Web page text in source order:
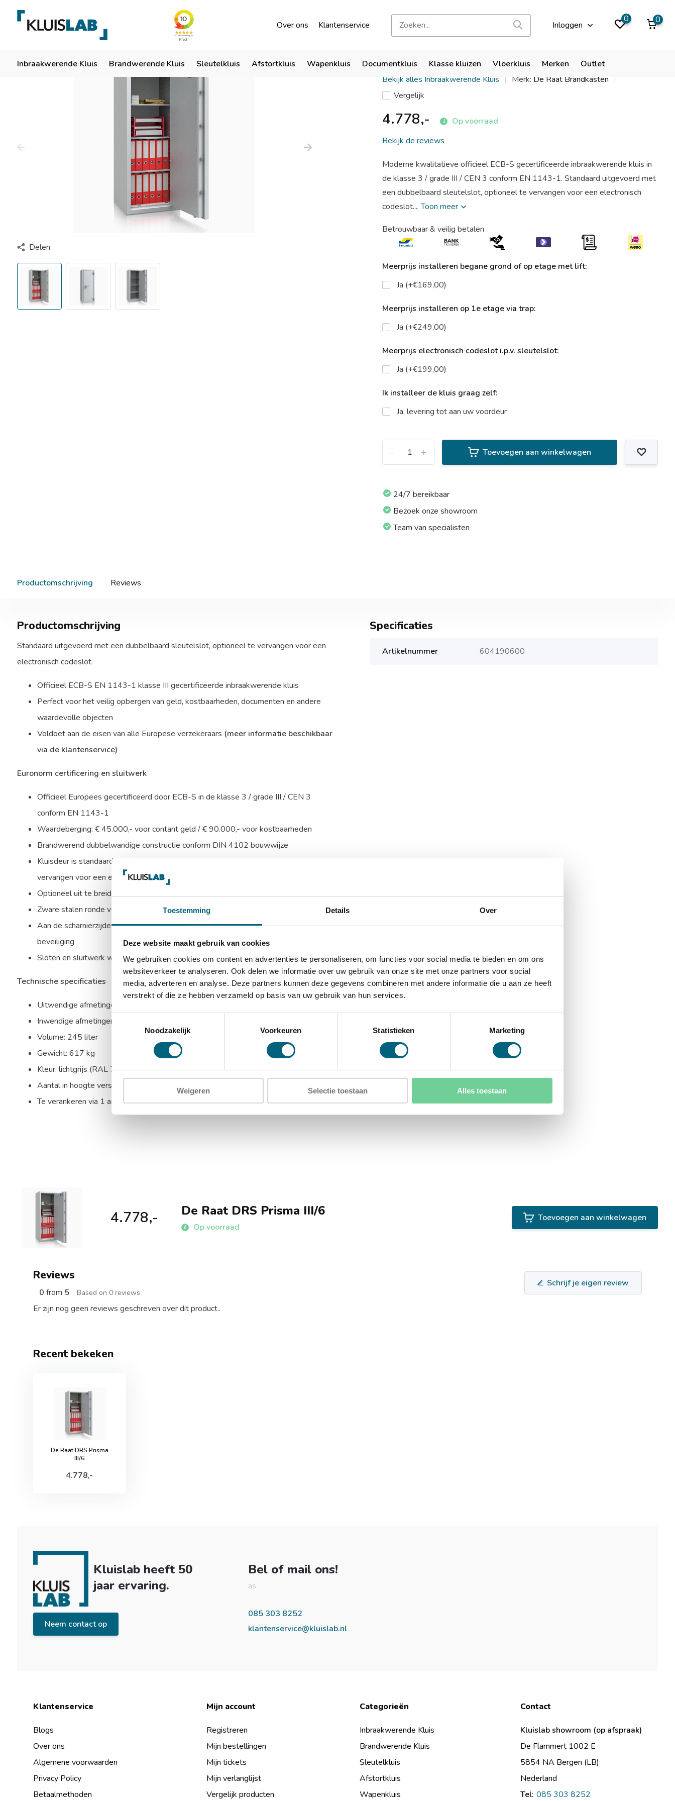
Toestemming Details Over
Deze website maakt gebruik van cookies
We gebruiken cookies om content en advertenties te personaliseren, om functies voor social media te bieden en om ons
websiteverkeer te analyseren. Ook delen we informatie over uw gebruik van onze site met onze partners voor social
media, adverteren en analyse. Deze partners kunnen deze gegevens combineren met andere informatie die u aan ze heeft
verstrekt of die ze hebben verzameld op basis van uw gebruik van hun services.
Toestemmingsselectie
Noodzakelijk
Voorkeuren Statistieken Marketing
Weigeren Selectie toestaan Alles toestaan
Over ons Klantenservice Inloggen
0 0
Inbraakwerende Kluis Brandwerende Kluis Sleutelkluis Afstortkluis Wapenkluis Documentkluis Klasse kluizen Vloerkluis Merken Outlet
Ruim 50 jaar ervaring Bezoek onze showroom
9,9
Delen
De Raat DRS Prisma III/6
Bekijk alles Inbraakwerende Kluis Merk: De Raat Brandkasten
Vergelijk
4.778,-
Op voorraad
Bekijk de reviews
Moderne kwalitatieve officieel ECB-S gecertificeerde inbraakwerende kluis in
de klasse 3 / grade III / CEN 3 conform EN 1143-1. Standaard uitgevoerd met
een dubbelbaard sleutelslot, optioneel te vervangen voor een electronisch
codeslot....Toon meer
Betrouwbaar & veilig betalen
Meerprijs installeren begane grond of op etage met lift:
Ja (+€169,00)
Meerprijs installeren op 1e etage via trap:
Ja (+€249,00)
Meerprijs electronisch codeslot i.p.v. sleutelslot:
Ja (+€199,00)
Ik installeer de kluis graag zelf:
Ja, levering tot aan uw voordeur
+
- Toevoegen aan winkelwagen
24/7 bereikbaar
Bezoek onze showroom
Team van specialisten
Productomschrijving Reviews
Productomschrijving
Standaard uitgevoerd met een dubbelbaard sleutelslot, optioneel te vervangen voor een
electronisch codeslot.
Officieel ECB-S EN 1143-1 klasse III gecertificeerde inbraakwerende kluis
Perfect voor het veilig opbergen van geld, kostbaarheden, documenten en andere
waardevolle objecten
Voldoet aan de eisen van alle Europese verzekeraars (meer informatie beschikbaar
via de klantenservice)
Euronorm certificering en sluitwerk
Officieel Europees gecertificeerd door ECB-S in de klasse 3 / grade III / CEN 3
conform EN 1143-1
Waardeberging: € 45.000,- voor contant geld / € 90.000,- voor kostbaarheden
Brandwerend dubbelwandige constructie conform DIN 4102 bouwwijze
Kluisdeur is standaard uitgevoerd met een dubbelbaard sleutelslot, optioneel te
vervangen voor een electronisch codeslot.
Optioneel uit te breiden met een alarmbox, seimische kluisdetector of trilcontact.
Zware stalen ronde verchroomde schoten aan bovenzijde, onderzijde en linkerzijde
Aan de scharnierzijde valt een blinde schoot in de sponning van de kluis voor extra
beveiliging
Sloten en sluitwerk worden beschermd door mangaanstalen harde platen en relockers
Technische specificaties
Uitwendige afmetingen: 1500 x 590 x 525 mm (HxBxD)
Inwendige afmetingen: 1400 x 480 x 365 mm (HxBxD)
Volume: 245 liter
Gewicht: 617 kg
Kleur: lichtgrijs (RAL 7035)
Aantal in hoogte verstelbare uitneembare legborden: 3
Te verankeren via 1 ankergat in de bodem en 1 ankergat in de achterwand
Specificaties
Artikelnummer 604190600
4.778,- De Raat DRS Prisma III/6
Op voorraad
Toevoegen aan winkelwagen
Reviews
0 from 5 Based on 0 reviews
Schrijf je eigen review
Er zijn nog geen reviews geschreven over dit product..
Recent bekeken
De Raat DRS Prisma
III/6
4.778,-
Kluislab heeft 50
jaar ervaring.
Neem contact op
Bel of mail ons!
as
085 303 8252
klantenservice@kluislab.nl
Klantenservice
Blogs
Over ons
Algemene voorwaarden
Privacy Policy
Betaalmethoden
Mijn account
Registreren
Mijn bestellingen
Mijn tickets
Mijn verlanglijst
Vergelijk producten
Categorieën
Inbraakwerende Kluis
Brandwerende Kluis
Sleutelkluis
Afstortkluis
Wapenkluis
Contact
Kluislab showroom (op afspraak)
De Flammert 1002 E
5854 NA Bergen (LB)
Nederland
Tel: 085 303 8252